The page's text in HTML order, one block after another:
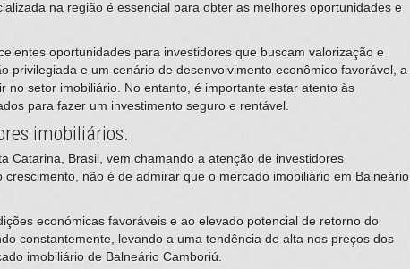
na região é essencial para obter as melhores oportunidades e
oportunidades para investidores que buscam valorização e
privilegiada e um cenário de desenvolvimento econômico favorável, a
setor imobiliário. No entanto, é importante estar atento às
para fazer um investimento seguro e rentável.
imobiliários.
Catarina, Brasil, vem chamando a atenção de investidores
não é de admirar que o mercado imobiliário em Balneário
económicas favoráveis e ao elevado potencial de retorno do
constantemente, levando a uma tendência de alta nos preços dos
imobiliário de Balneário Camboriú.